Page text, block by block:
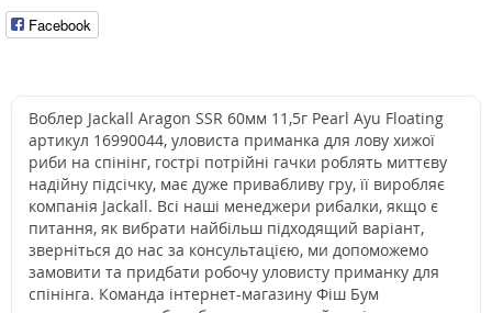
Facebook
Воблер Jackall Aragon SSR 60мм 11,5г Pearl Ayu Floating
артикул 16990044, уловиста приманка для лову хижої
риби на спінінг, гострі потрійні гачки роблять миттєву
надійну підсічку, має дуже привабливу гру, її виробляє
компанія Jackall. Всі наші менеджери рибалки, якщо є
питання, як вибрати найбільш підходящий варіант,
зверніться до нас за консультацією, ми допоможемо
замовити та придбати робочу уловисту приманку для
спінінга. Команда інтернет-магазину Фіш Бум